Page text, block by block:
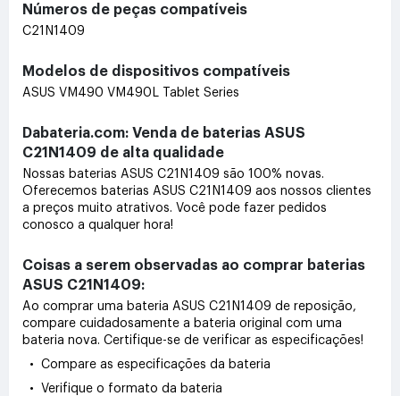
Números de peças compatíveis
C21N1409
Modelos de dispositivos compatíveis
ASUS VM490 VM490L Tablet Series
Dabateria.com: Venda de baterias ASUS
C21N1409 de alta qualidade
Nossas baterias ASUS C21N1409 são 100% novas.
Oferecemos baterias ASUS C21N1409 aos nossos clientes
a preços muito atrativos. Você pode fazer pedidos
conosco a qualquer hora!
Coisas a serem observadas ao comprar baterias
ASUS C21N1409:
Ao comprar uma bateria ASUS C21N1409 de reposição,
compare cuidadosamente a bateria original com uma
bateria nova. Certifique-se de verificar as especificações!
• Compare as especificações da bateria
• Verifique o formato da bateria